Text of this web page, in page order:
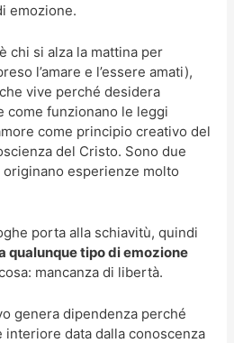
emozione.
chi si alza la mattina per
l’amare e l’essere amati),
vive perché desidera
come funzionano le leggi
come principio creativo del
del Cristo. Sono due
esperienze molto
porta alla schiavitù, quindi
qualunque tipo di emozione
mancanza di libertà.
genera dipendenza perché
interiore data dalla conoscenza